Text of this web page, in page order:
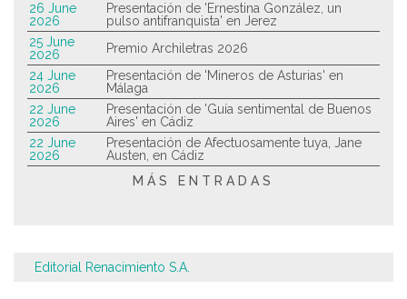
26 June
2026
Presentación de 'Ernestina González, un
pulso antifranquista' en Jerez
25 June
2026
Premio Archiletras 2026
24 June
2026
Presentación de 'Mineros de Asturias' en
Málaga
22 June
2026
Presentación de 'Guía sentimental de Buenos
Aires' en Cádiz
22 June
2026
Presentación de Afectuosamente tuya, Jane
Austen, en Cádiz
MÁS ENTRADAS
Editorial Renacimiento S.A.